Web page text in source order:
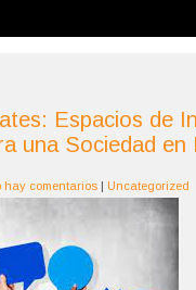
Espacios de
una Sociedad en
hay comentarios | Uncategorized